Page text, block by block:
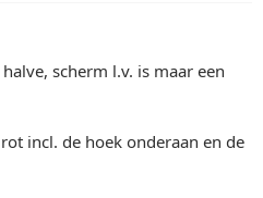
scherm l.v. is maar een
incl. de hoek onderaan en de